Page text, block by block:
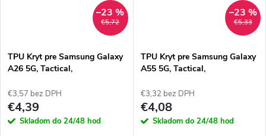
€5,72
–23 %
TPU Kryt pre Samsung Galaxy
A26 5G, Tactical,
€3,57 bez DPH
€4,39
Skladom do 24/48 hod
€5,33
–23 %
TPU Kryt pre Samsung Galaxy
A55 5G, Tactical,
€3,32 bez DPH
€4,08
Skladom do 24/48 hod